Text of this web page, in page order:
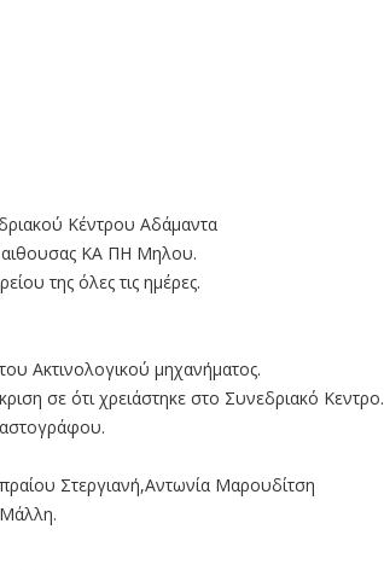
Κέντρου Αδάμαντα
αιθουσας ΚΑ ΠΗ Μηλου.
της όλες τις ημέρες.
Ακτινολογικού μηχανήματος.
σε ότι χρειάστηκε στο Συνεδριακό Κεντρο.
Στεργιανή,Αντωνία Μαρουδίτση